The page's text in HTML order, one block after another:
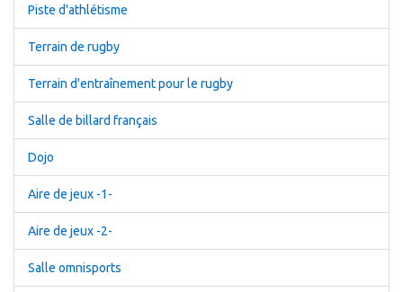
Piste d'athlétisme
Terrain de rugby
Terrain d'entraînement pour le rugby
Salle de billard français
Dojo
Aire de jeux -1-
Aire de jeux -2-
Salle omnisports